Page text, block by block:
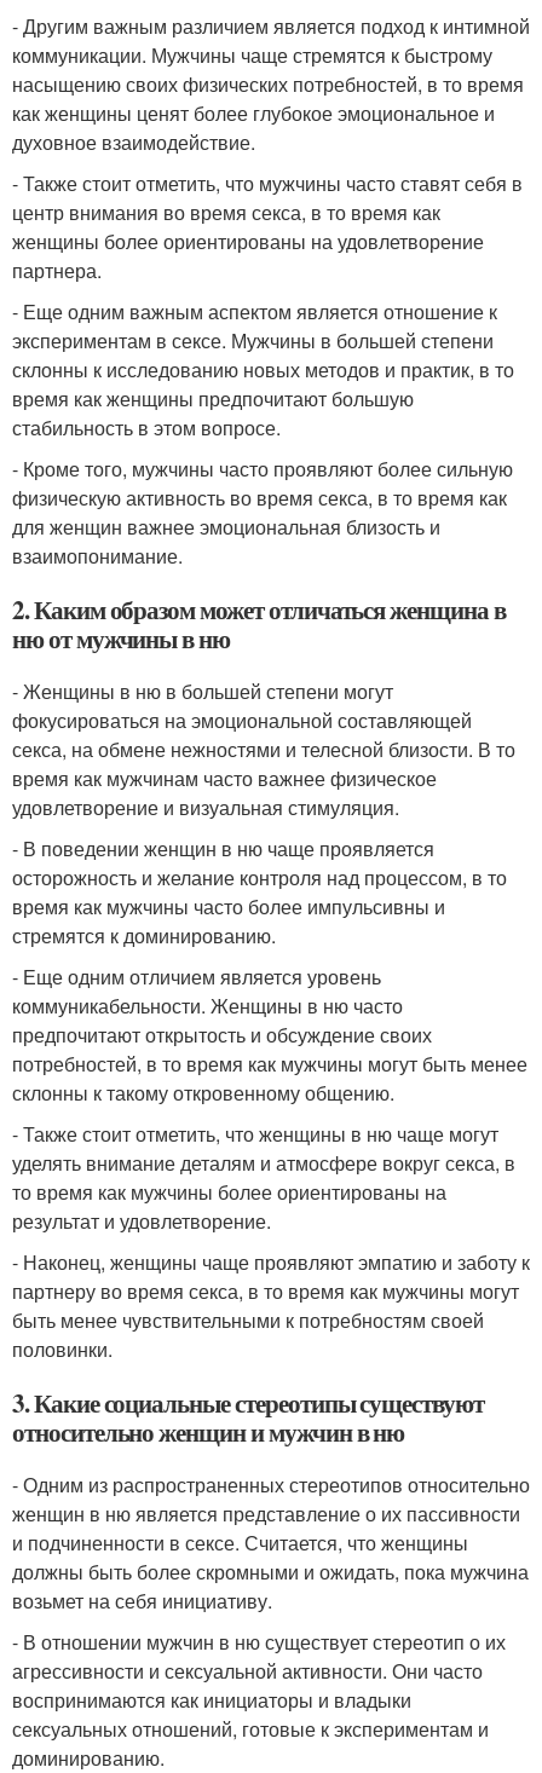
- Другим важным различием является подход к интимной
коммуникации. Мужчины чаще стремятся к быстрому
насыщению своих физических потребностей, в то время
как женщины ценят более глубокое эмоциональное и
духовное взаимодействие.
- Также стоит отметить, что мужчины часто ставят себя в
центр внимания во время секса, в то время как
женщины более ориентированы на удовлетворение
партнера.
- Еще одним важным аспектом является отношение к
экспериментам в сексе. Мужчины в большей степени
склонны к исследованию новых методов и практик, в то
время как женщины предпочитают большую
стабильность в этом вопросе.
- Кроме того, мужчины часто проявляют более сильную
физическую активность во время секса, в то время как
для женщин важнее эмоциональная близость и
взаимопонимание.
2. Каким образом может отличаться женщина в
ню от мужчины в ню
- Женщины в ню в большей степени могут
фокусироваться на эмоциональной составляющей
секса, на обмене нежностями и телесной близости. В то
время как мужчинам часто важнее физическое
удовлетворение и визуальная стимуляция.
- В поведении женщин в ню чаще проявляется
осторожность и желание контроля над процессом, в то
время как мужчины часто более импульсивны и
стремятся к доминированию.
- Еще одним отличием является уровень
коммуникабельности. Женщины в ню часто
предпочитают открытость и обсуждение своих
потребностей, в то время как мужчины могут быть менее
склонны к такому откровенному общению.
- Также стоит отметить, что женщины в ню чаще могут
уделять внимание деталям и атмосфере вокруг секса, в
то время как мужчины более ориентированы на
результат и удовлетворение.
- Наконец, женщины чаще проявляют эмпатию и заботу к
партнеру во время секса, в то время как мужчины могут
быть менее чувствительными к потребностям своей
половинки.
3. Какие социальные стереотипы существуют
относительно женщин и мужчин в ню
- Одним из распространенных стереотипов относительно
женщин в ню является представление о их пассивности
и подчиненности в сексе. Считается, что женщины
должны быть более скромными и ожидать, пока мужчина
возьмет на себя инициативу.
- В отношении мужчин в ню существует стереотип о их
агрессивности и сексуальной активности. Они часто
воспринимаются как инициаторы и владыки
сексуальных отношений, готовые к экспериментам и
доминированию.